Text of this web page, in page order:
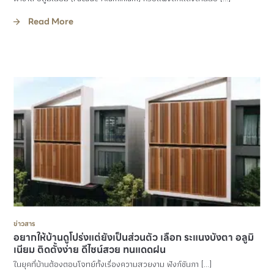
Read More
ข่าวสาร
อยากให้บ้านดูโปร่งแต่ยังเป็นส่วนตัว เลือก ระแนงบังตา อลูมิ
เนียม ติดตั้งง่าย ดีไซน์สวย ทนแดดฝน
ในยุคที่บ้านต้องตอบโจทย์ทั้งเรื่องความสวยงาม ฟังก์ชันกา […]